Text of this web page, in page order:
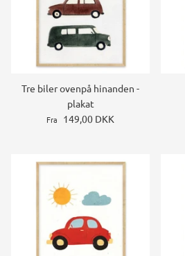
Tre biler ovenpå hinanden -
plakat
Fra 149,00 DKK